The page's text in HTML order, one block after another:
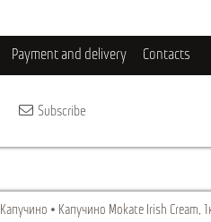
Payment and delivery Contacts
Subscribe
Капучино Капучино Mokate Irish Cream,